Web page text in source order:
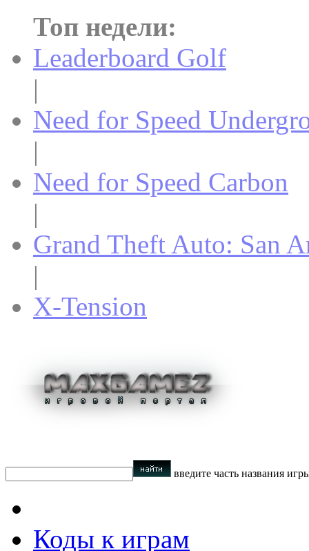
Топ недели:
Leaderboard Golf
|
Need for Speed
|
Need for Speed Carbon
|
Grand Theft Auto: San
|
X-Tension
введите часть названия
Коды к играм